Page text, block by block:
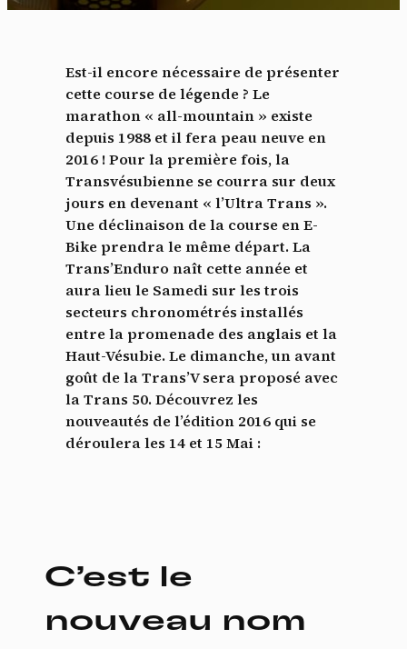
Est-il encore nécessaire de présenter
cette course de légende ? Le
marathon « all-mountain » existe
depuis 1988 et il fera peau neuve en
2016 ! Pour la première fois, la
Transvésubienne se courra sur deux
jours en devenant « l’Ultra Trans ».
Une déclinaison de la course en E-
Bike prendra le même départ. La
Trans’Enduro naît cette année et
aura lieu le Samedi sur les trois
secteurs chronométrés installés
entre la promenade des anglais et la
Haut-Vésubie. Le dimanche, un avant
goût de la Trans’V sera proposé avec
la Trans 50. Découvrez les
nouveautés de l’édition 2016 qui se
déroulera les 14 et 15 Mai :
C’est le
nouveau nom